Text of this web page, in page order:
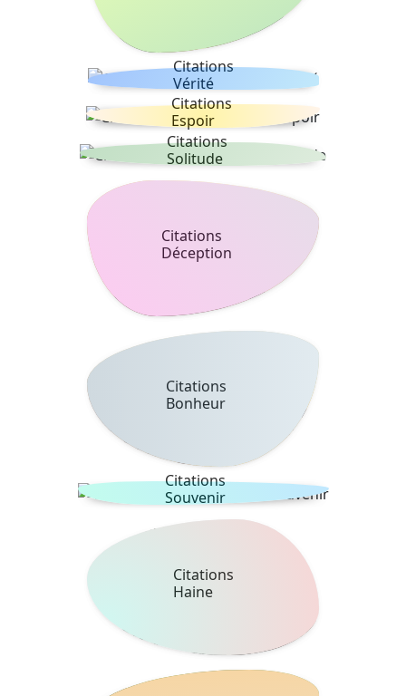
Citations
Vérité
Citations
Espoir
Citations
Solitude
Citations
Déception
Citations
Bonheur
Citations
Souvenir
Citations
Haine